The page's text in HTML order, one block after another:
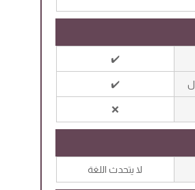
✔️
✔️
❌
لا يتحدث اللغة